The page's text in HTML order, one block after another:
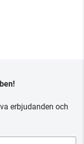
erbjudanden och